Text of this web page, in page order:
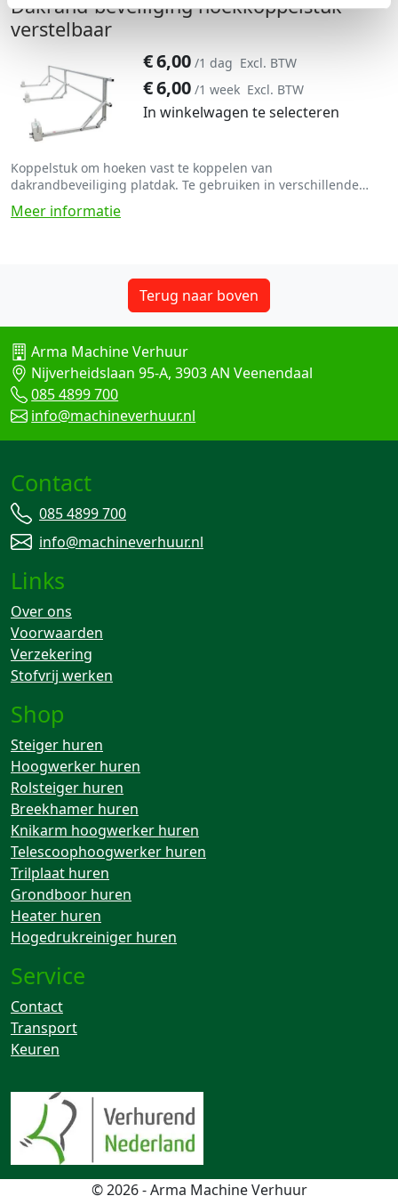
Dakrand-beveiliging hoekkoppelstuk
verstelbaar
€6,00 /1 dag Excl. BTW
€6,00 /1 week Excl. BTW
In winkelwagen te selecteren
Koppelstuk om hoeken vast te koppelen van
dakrandbeveiliging platdak. Te gebruiken in verschillende
graden van de hoek
Meer informatie
Terug naar boven
Arma Machine Verhuur
Nijverheidslaan 95-A, 3903 AN Veenendaal
085 4899 700
info@machineverhuur.nl
Contact
085 4899 700
info@machineverhuur.nl
Links
Over ons
Voorwaarden
Verzekering
Stofvrij werken
Shop
Steiger huren
Hoogwerker huren
Rolsteiger huren
Breekhamer huren
Knikarm hoogwerker huren
Telescoophoogwerker huren
Trilplaat huren
Grondboor huren
Heater huren
Hogedrukreiniger huren
Service
Contact
Transport
Keuren
© 2026 - Arma Machine Verhuur